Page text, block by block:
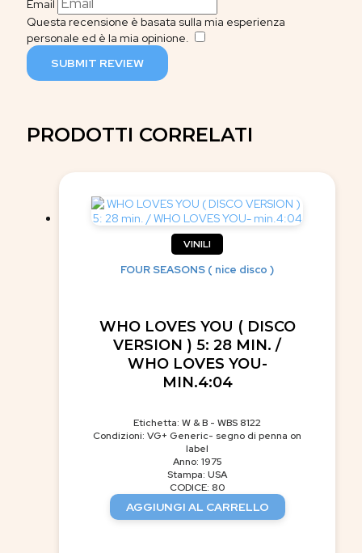
Email
Questa recensione è basata sulla mia esperienza
personale ed è la mia opinione.
SUBMIT REVIEW
PRODOTTI CORRELATI
VINILI
FOUR SEASONS ( nice disco )
WHO LOVES YOU ( DISCO
VERSION ) 5: 28 MIN. /
WHO LOVES YOU-
MIN.4:04
Etichetta: W & B - WBS 8122
Condizioni: VG+ Generic- segno di penna on
label
Anno: 1975
Stampa: USA
CODICE: 80
AGGIUNGI AL CARRELLO